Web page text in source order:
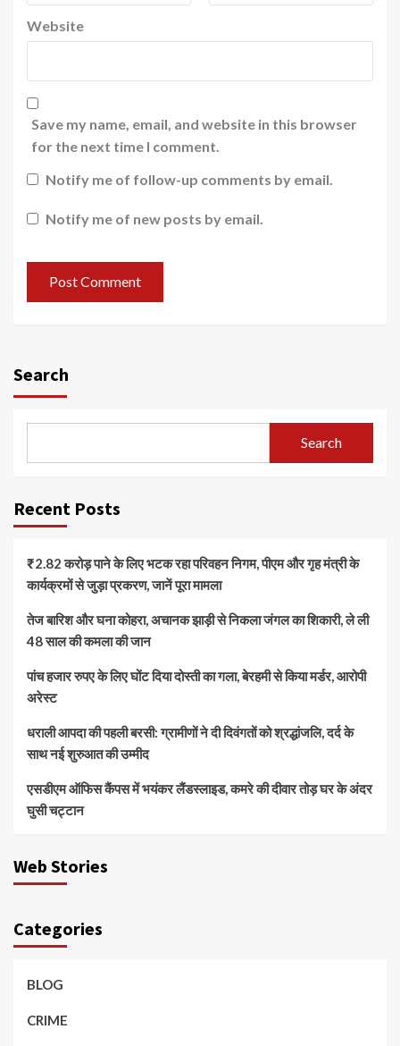
Website
Save my name, email, and website in this browser
for the next time I comment.
Notify me of follow-up comments by email.
Notify me of new posts by email.
Search
Search
Recent Posts
₹2.82 करोड़ पाने के लिए भटक रहा परिवहन निगम, पीएम और गृह मंत्री के
कार्यक्रमों से जुड़ा प्रकरण, जानें पूरा मामला
तेज बारिश और घना कोहरा, अचानक झाड़ी से निकला जंगल का शिकारी, ले ली
48 साल की कमला की जान
पांच हजार रुपए के लिए घोंट दिया दोस्ती का गला, बेरहमी से किया मर्डर, आरोपी
अरेस्ट
धराली आपदा की पहली बरसी: ग्रामीणों ने दी दिवंगतों को श्रद्धांजलि, दर्द के
साथ नई शुरुआत की उम्मीद
एसडीएम ऑफिस कैंपस में भयंकर लैंडस्लाइड, कमरे की दीवार तोड़ घर के अंदर
घुसी चट्टान
Web Stories
Categories
BLOG
CRIME